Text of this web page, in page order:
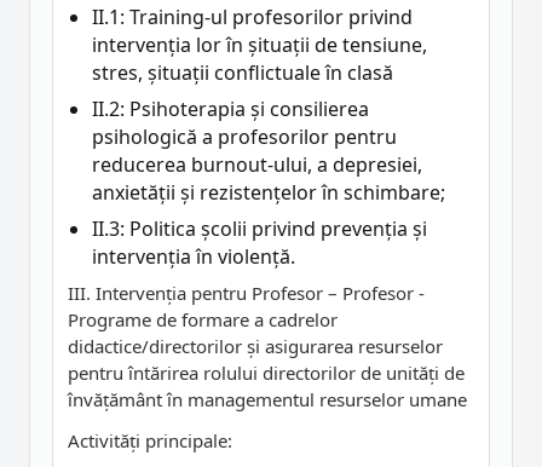
II.1: Training-ul profesorilor privind
intervenția lor în șituații de tensiune,
stres, șituații conflictuale în clasă
II.2: Psihoterapia și consilierea
psihologică a profesorilor pentru
reducerea burnout-ului, a depresiei,
anxietății și rezistențelor în schimbare;
II.3: Politica școlii privind prevenția și
intervenția în violență.
III. Intervenția pentru Profesor – Profesor -
Programe de formare a cadrelor
didactice/directorilor și asigurarea resurselor
pentru întărirea rolului directorilor de unități de
învățământ în managementul resurselor umane
Activități principale: